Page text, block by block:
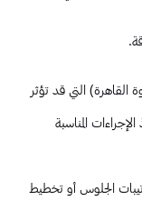
التي قد تؤثر
المناسبة
الجلوس أو تخطيط